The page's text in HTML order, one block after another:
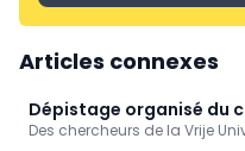
Articles connexes
Dépistage organisé du
de simulation encore
Des chercheurs de la Vrije